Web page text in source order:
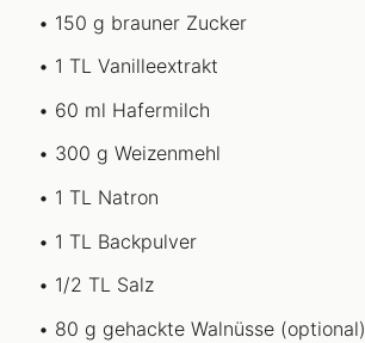
150 g brauner Zucker
1 TL Vanilleextrakt
60 ml Hafermilch
300 g Weizenmehl
1 TL Natron
1 TL Backpulver
1/2 TL Salz
80 g gehackte Walnüsse (optional)